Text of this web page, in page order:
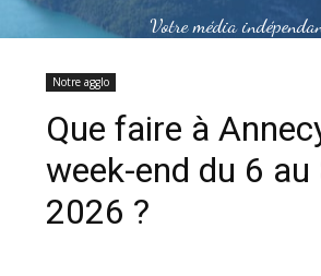
Votre média
Notre agglo
Que faire à
week-end du 6
2026 ?